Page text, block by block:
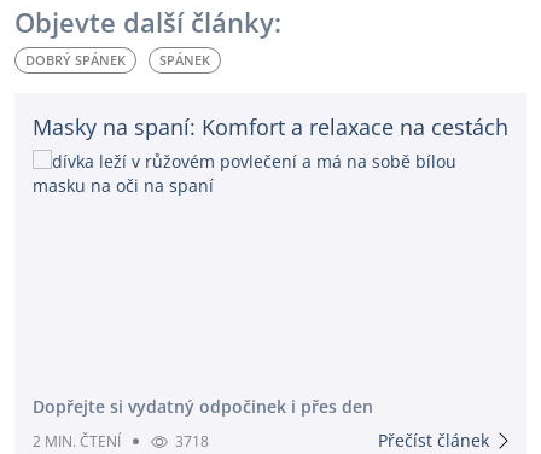
Objevte další články:
DOBRÝ SPÁNEK SPÁNEK
Masky na spaní: Komfort a relaxace na cestách
Dopřejte si vydatný odpočinek i přes den
2 MIN. ČTENÍ 3718 Přečíst článek